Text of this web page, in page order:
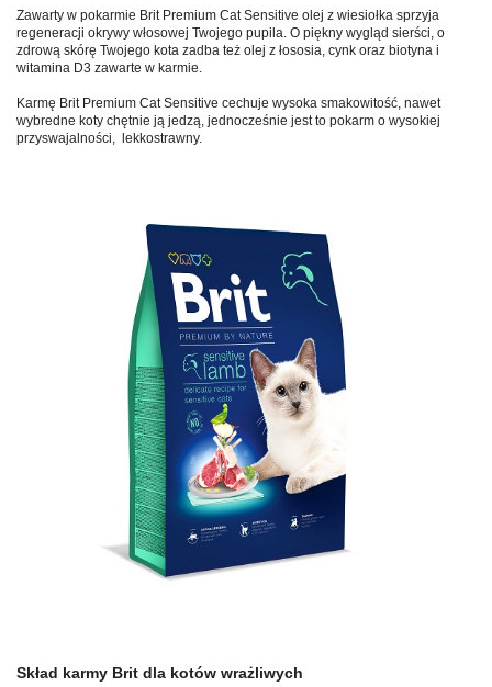
Zawarty w pokarmie Brit Premium Cat Sensitive olej z wiesiołka sprzyja
regeneracji okrywy włosowej Twojego pupila. O piękny wygląd sierści, o
zdrową skórę Twojego kota zadba też olej z łososia, cynk oraz biotyna i
witamina D3 zawarte w karmie.
Karmę Brit Premium Cat Sensitive cechuje wysoka smakowitość, nawet
wybredne koty chętnie ją jedzą, jednocześnie jest to pokarm o wysokiej
przyswajalności, lekkostrawny.
Skład karmy Brit dla kotów wrażliwych